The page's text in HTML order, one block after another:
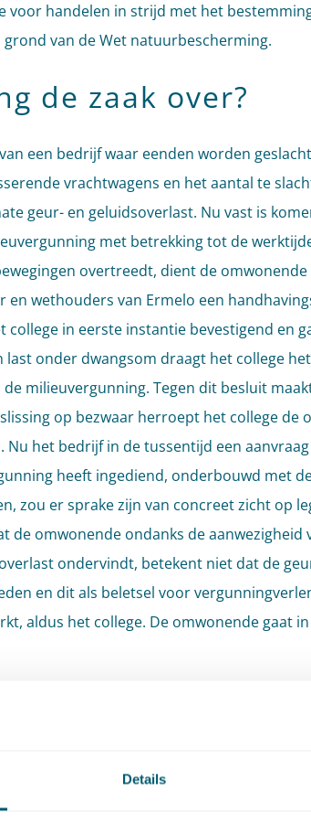
Details
voor handelen in strijd met het
van de Wet natuurbescherming.
de zaak over?
een bedrijf waar eenden worden
vrachtwagens en het aantal te
geur- en geluidsoverlast. Nu vast is
met betrekking tot de
overtreedt, dient de omwonende
en wethouders van Ermelo een
college in eerste instantie bevestigend en
last onder dwangsom draagt het college
de milieuvergunning. Tegen dit besluit
op bezwaar herroept het college de
Nu het bedrijf in de tussentijd een
heeft ingediend, onderbouwd met
zou er sprake zijn van concreet zicht op
de omwonende ondanks de aanwezigheid
ondervindt, betekent niet dat de
en dit als beletsel voor
aldus het college. De omwonende gaat
(omgevingsvergunning voor de